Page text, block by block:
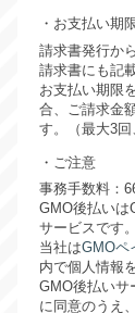
お支払い期
請求書発行か
請求書にも記
お支払い期限
合、ご請求金
す。（最大3回
ご注意
事務手数料：
GMO後払いは
サービスです。
当社はGMOペ
内で個人情報
GMO後払いサ
に同意のうえ